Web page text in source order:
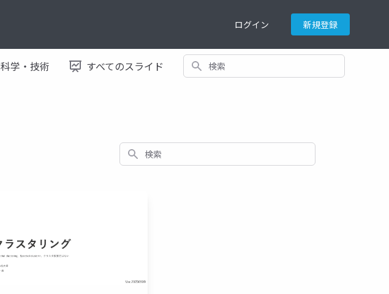
ログイン 新規登録
科学・技術 すべてのスライド 検索
検索